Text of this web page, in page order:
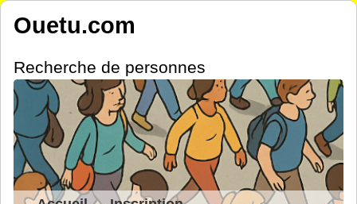
Ouetu.com
Recherche de personnes